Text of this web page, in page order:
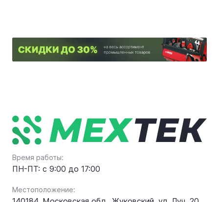
Время работы:
ПН-ПТ: с 9:00 до 17:00
Местоположение: